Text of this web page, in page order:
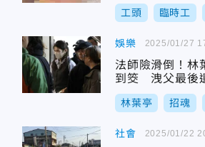
工頭 臨時工
娛樂
法師險滑倒！林
到筊 洩父最後
林葉亭 招魂
2025/01/27
社會 2025/01/22